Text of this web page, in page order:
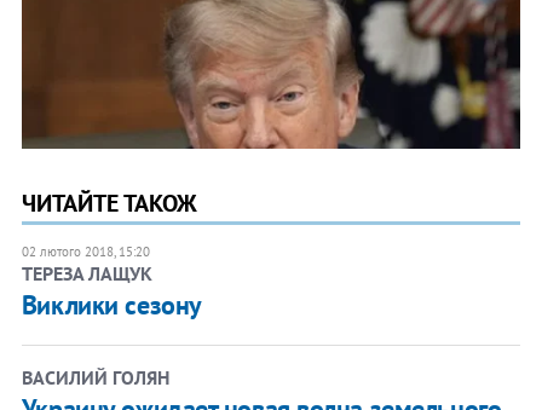
ЧИТАЙТЕ ТАКОЖ
02 лютого 2018, 15:20
ТЕРЕЗА ЛАЩУК
Виклики сезону
ВАСИЛИЙ ГОЛЯН